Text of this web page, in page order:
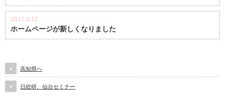
2017.4.12
ホームページが新しくなりました
高知県へ
日総研、仙台セミナー